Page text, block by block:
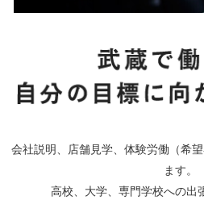
会社説明、店舗見学、体験労働（希
ます。
高校、大学、専門学校への出